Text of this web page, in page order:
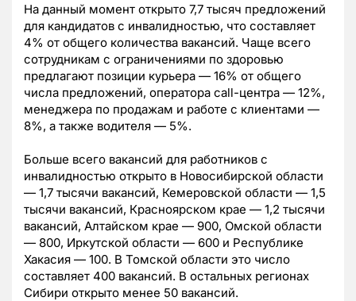
На данный момент открыто 7,7 тысяч предложений
для кандидатов с инвалидностью, что составляет
4% от общего количества вакансий. Чаще всего
сотрудникам с ограничениями по здоровью
предлагают позиции курьера — 16% от общего
числа предложений, оператора call-центра — 12%,
менеджера по продажам и работе с клиентами —
8%, а также водителя — 5%.
Больше всего вакансий для работников с
инвалидностью открыто в Новосибирской области
— 1,7 тысячи вакансий, Кемеровской области — 1,5
тысячи вакансий, Красноярском крае — 1,2 тысячи
вакансий, Алтайском крае — 900, Омской области
— 800, Иркутской области — 600 и Республике
Хакасия — 100. В Томской области это число
составляет 400 вакансий. В остальных регионах
Сибири открыто менее 50 вакансий.